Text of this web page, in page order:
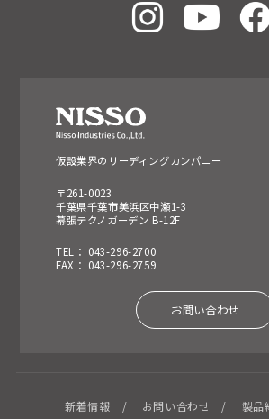
仮設業界のリーディングカンパニー
〒261-0023
千葉県千葉市美浜区中瀬1-3
幕張テクノガーデン B-12F
TEL： 043-296-2700
FAX： 043-296-2759
お問い合わせ
新着情報 お問い合わせ 製品